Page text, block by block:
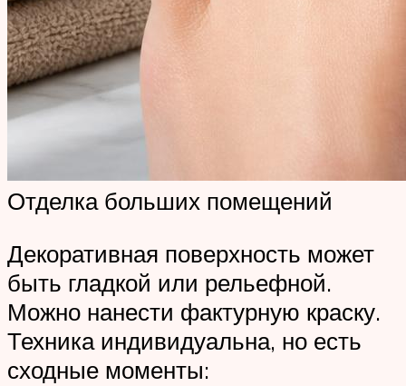
Отделка больших помещений
Декоративная поверхность может
быть гладкой или рельефной.
Можно нанести фактурную краску.
Техника индивидуальна, но есть
сходные моменты: